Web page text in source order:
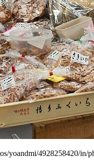
yoandmi/4928258420/in/